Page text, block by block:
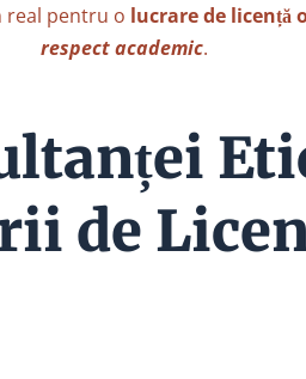
real pentru o lucrare de licență
respect academic.
de